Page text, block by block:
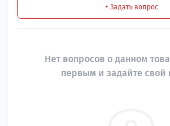
+ Задать вопрос
Нет вопросов о данном
первым и задайте свой